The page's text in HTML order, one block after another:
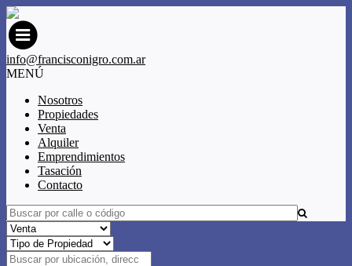
info@francisconigro.com.ar
MENÚ
Nosotros
Propiedades
Venta
Alquiler
Emprendimientos
Tasación
Contacto